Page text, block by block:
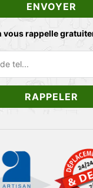
vous rappelle